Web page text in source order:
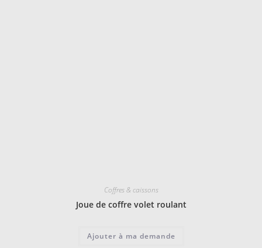
Coffres & caissons
Joue de coffre volet roulant
Ajouter à ma demande